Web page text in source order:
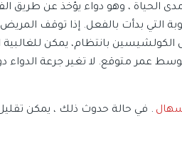
، وهو دواء يؤخذ عن طريق
التي بدأت بالفعل. إذا توقف المريض
الكولشيسين بانتظام، يمكن
​​عمر متوقع. لا تغير جرعة الدواء
. في حالة حدوث ذلك ، يمكن